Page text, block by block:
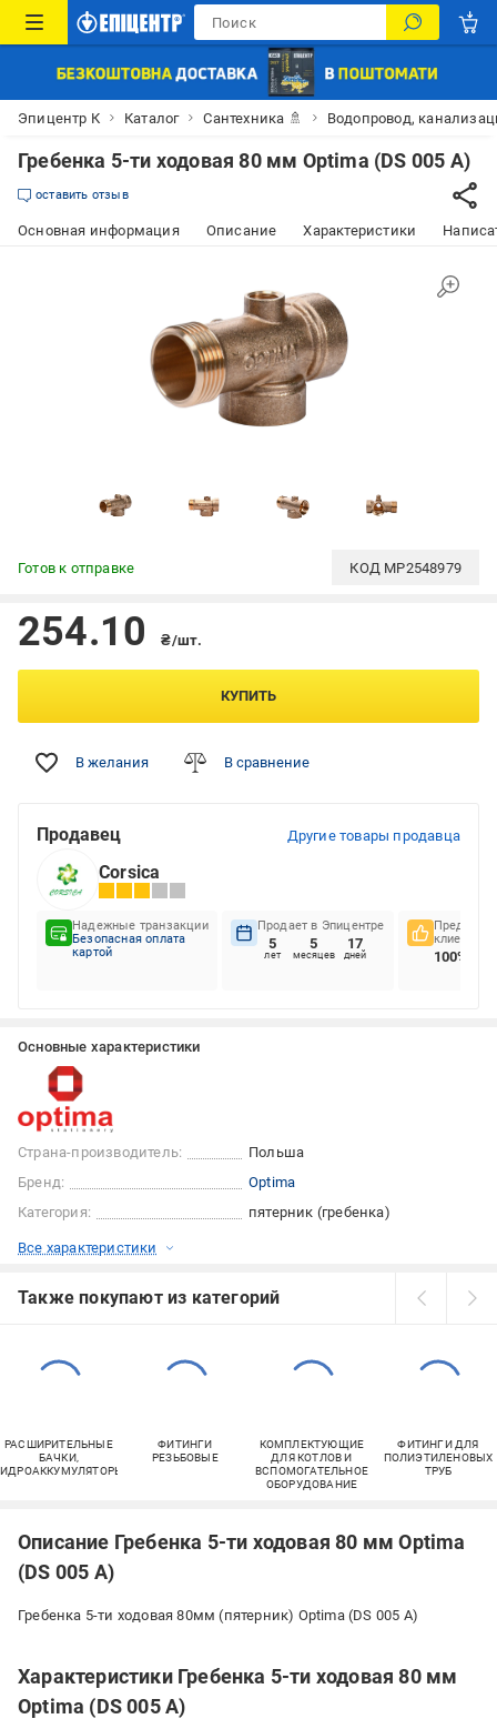
Эпицентр К Каталог Сантехника 🚿 Водопровод,
Гребенка 5-ти ходовая 80 мм Optima (DS 005 A)
оставить отзыв
Основная информация Описание Характеристики
Готов к отправке КОД MP2548979
254.10 ₴/шт.
КУПИТЬ
В желания В сравнение
Продавец Другие товары продавца
Corsica
Надежные транзакции
Безопасная оплата
картой
Продает в Эпицентре
5
лет
5
месяцев
17
дней
клиентов
100%
Основные характеристики
Страна-производитель:
Польша
Бренд:
Optima
Категория:
пятерник (гребенка)
Все характеристики
Также покупают из категорий
РАСШИРИТЕЛЬНЫЕ
БАЧКИ,
ФИТИНГИ
РЕЗЬБОВЫЕ
КОМПЛЕКТУЮЩИЕ
ДЛЯ КОТЛОВ И
ВСПОМОГАТЕЛЬНОЕ
ОБОРУДОВАНИЕ
ФИТИНГИ ДЛЯ
ПОЛИЭТИЛЕНОВЫХ
ТРУБ
Описание Гребенка 5-ти ходовая 80 мм Optima
(DS 005 A)
Гребенка 5-ти ходовая 80мм (пятерник) Optima (DS 005 A)
Характеристики Гребенка 5-ти ходовая 80 мм
Optima (DS 005 A)